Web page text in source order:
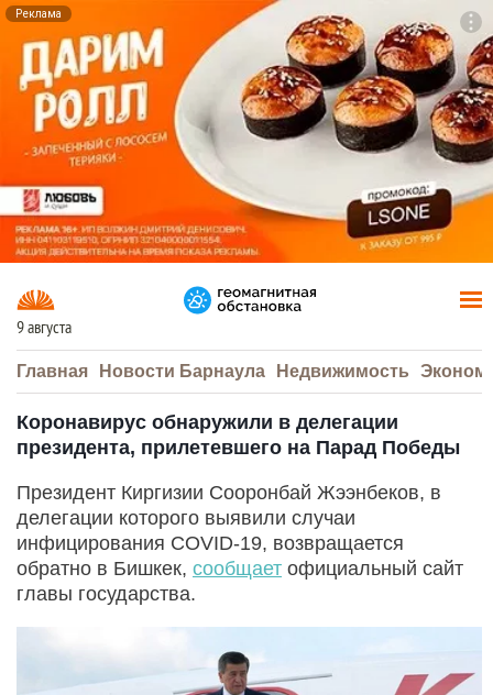
Реклама
9 августа
Главная Новости Барнаула Недвижимость
Коронавирус обнаружили в делегации
президента, прилетевшего на Парад Победы
Президент Киргизии Сооронбай Жээнбеков, в
делегации которого выявили случаи
инфицирования COVID-19, возвращается
обратно в Бишкек, сообщает официальный сайт
главы государства.